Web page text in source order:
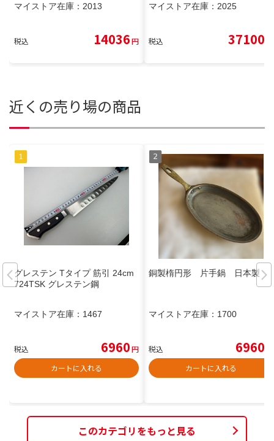
マイストア在庫： 2013
税込 14036円
マイストア在庫： 2025
税込 37100
近くの売り場の商品
グレステン Tタイプ 筋引 24cm
724TSK グレステン鋼
マイストア在庫： 1467
税込 6960円
カートに入れる
銅製楕円形 片手鍋 日本製
マイストア在庫： 1700
税込 6960
カートに入れる
このカテゴリをもっと見る